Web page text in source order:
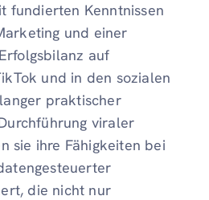
fundierten Kenntnissen
und einer
auf
und in den sozialen
praktischer
viraler
sie ihre Fähigkeiten bei
die nicht nur